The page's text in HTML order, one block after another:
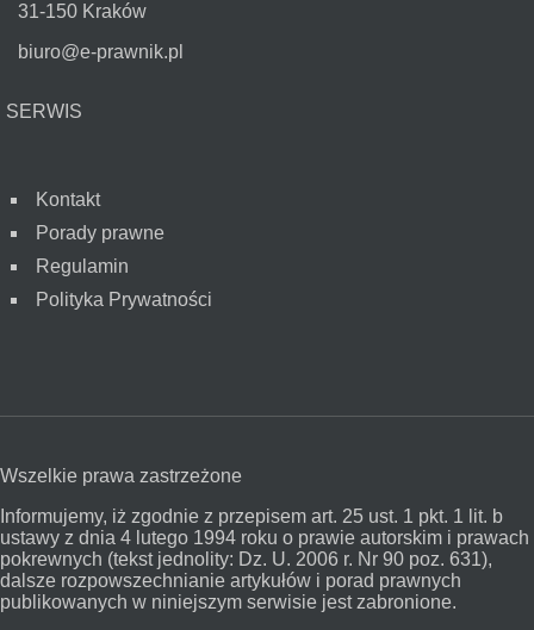
31-150 Kraków
biuro@e-prawnik.pl
SERWIS
Kontakt
Porady prawne
Regulamin
Polityka Prywatności
Wszelkie prawa zastrzeżone
Informujemy, iż zgodnie z przepisem art. 25 ust. 1 pkt. 1 lit. b
ustawy z dnia 4 lutego 1994 roku o prawie autorskim i prawach
pokrewnych (tekst jednolity: Dz. U. 2006 r. Nr 90 poz. 631),
dalsze rozpowszechnianie artykułów i porad prawnych
publikowanych w niniejszym serwisie jest zabronione.